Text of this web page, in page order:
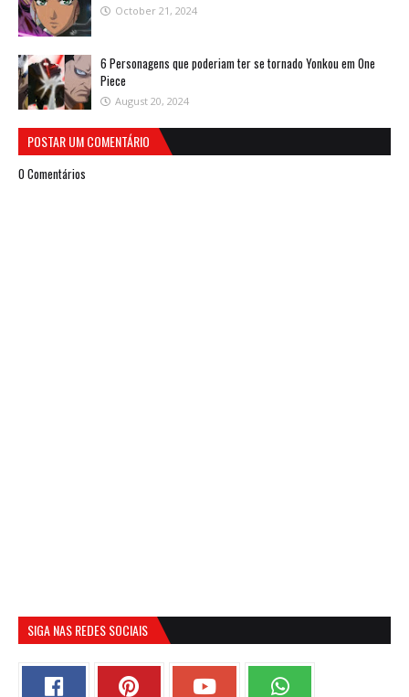
October 21, 2024
6 Personagens que poderiam ter se tornado Yonkou em One
Piece
August 20, 2024
POSTAR UM COMENTÁRIO
0 Comentários
SIGA NAS REDES SOCIAIS